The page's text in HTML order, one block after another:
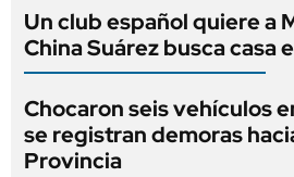
Un club español quiere a
China Suárez busca casa
Chocaron seis vehículos
se registran demoras
Provincia